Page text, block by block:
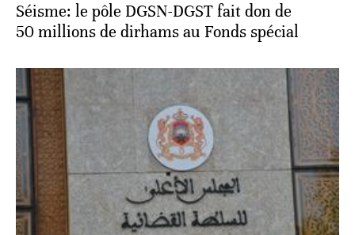
Séisme: le pôle DGSN-DGST fait don de
50 millions de dirhams au Fonds spécial